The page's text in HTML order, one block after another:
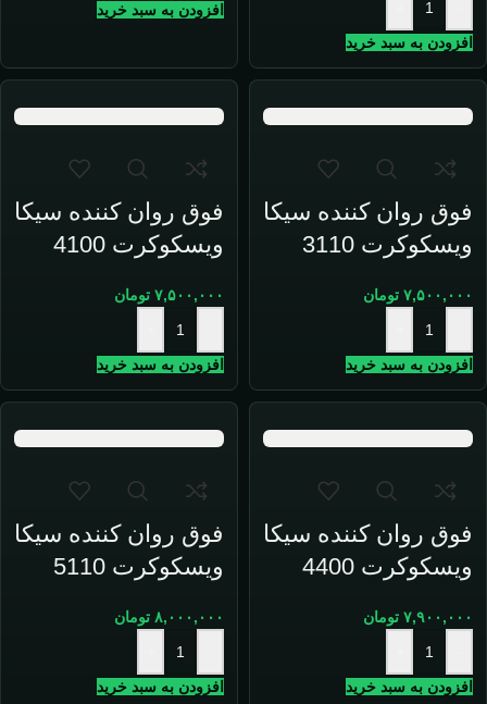
افزودن به سبد خرید
افزودن به سبد خرید
فوق روان کننده سیکا
ویسکوکرت 3110
۷,۵۰۰,۰۰۰ تومان
افزودن به سبد خرید
فوق روان کننده سیکا
ویسکوکرت 4100
۷,۵۰۰,۰۰۰ تومان
افزودن به سبد خرید
فوق روان کننده سیکا
ویسکوکرت 4400
۷,۹۰۰,۰۰۰ تومان
افزودن به سبد خرید
فوق روان کننده سیکا
ویسکوکرت 5110
۸,۰۰۰,۰۰۰ تومان
افزودن به سبد خرید